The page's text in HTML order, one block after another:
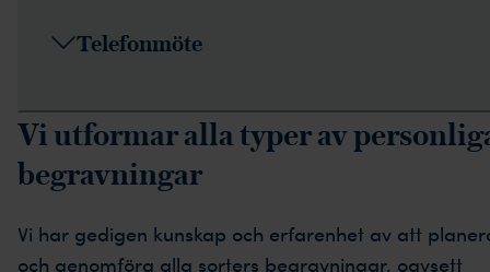
Telefonmöte
Vi utformar alla typer av
begravningar
Vi har gedigen kunskap och erfarenhet av att
och genomföra alla sorters begravningar, oavsett